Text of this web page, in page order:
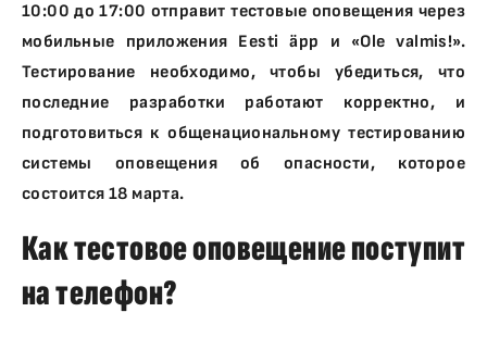
10:00 до 17:00 отправит тестовые оповещения через
мобильные приложения Eesti äpp и «Ole valmis!».
Тестирование необходимо, чтобы убедиться, что
последние разработки работают корректно, и
подготовиться к общенациональному тестированию
системы оповещения об опасности, которое
состоится 18 марта.
Как тестовое оповещение поступит
на телефон?